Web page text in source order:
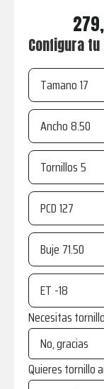
Configura
Tamano
Ancho
Tornillos
PCD
Buje
ET
Necesitas
Quieres tornillo